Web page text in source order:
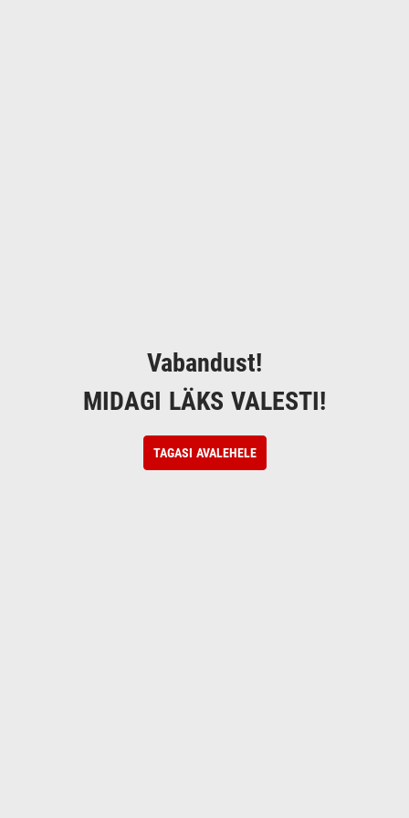
Vabandust!
MIDAGI LÄKS VALESTI!
TAGASI AVALEHELE